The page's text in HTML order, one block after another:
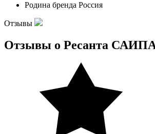
Родина бренда Россия
Отзывы
Отзывы о Ресанта